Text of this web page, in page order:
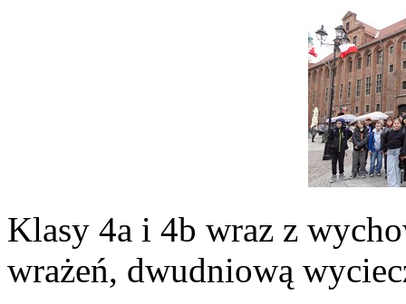
Klasy 4a i 4b wraz z
wrażeń, dwudniową